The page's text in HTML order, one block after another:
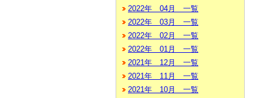
2022年 04月 一覧
2022年 03月 一覧
2022年 02月 一覧
2022年 01月 一覧
2021年 12月 一覧
2021年 11月 一覧
2021年 10月 一覧